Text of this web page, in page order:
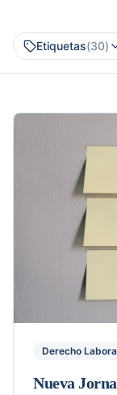
Etiquetas(30)
Derecho
Nueva